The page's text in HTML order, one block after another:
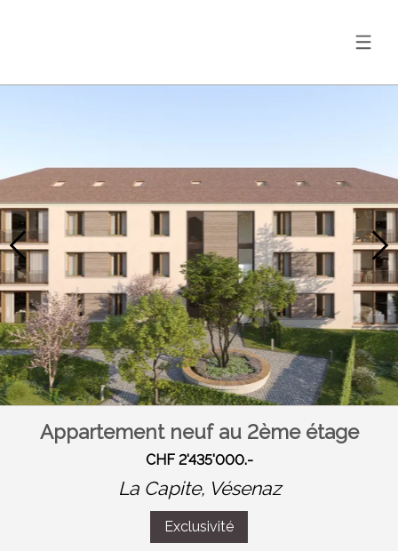
Appartement neuf au 2ème étage
CHF 2'435'000.-
La Capite, Vésenaz
Exclusivité